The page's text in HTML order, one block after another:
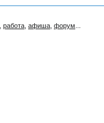
работа афиша форум